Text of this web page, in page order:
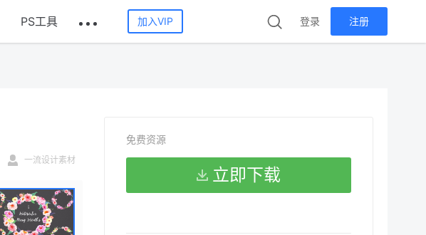
PS工具 加入VIP 登录 注册
一流设计素材
免费资源
立即下载